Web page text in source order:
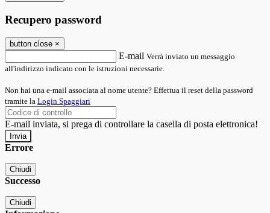
Recupero password
button close ×
E-mail Verrà inviato un messaggio
all'indirizzo indicato con le istruzioni necessarie.
Non hai una e-mail associata al nome utente? Effettua il reset della password
tramite la Login Spaggiari
E-mail inviata, si prega di controllare la casella di posta elettronica!
Errore
Chiudi
Successo
Chiudi